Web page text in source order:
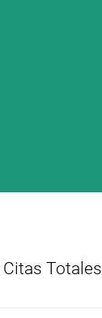
Totales